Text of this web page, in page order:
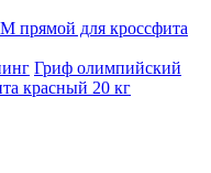
Гриф олимпийский
красный 20 кг